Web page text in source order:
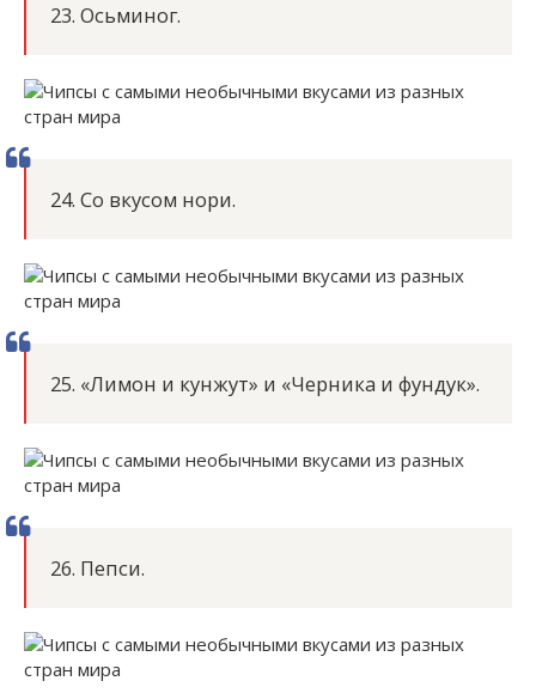
23. Осьминог.
24. Со вкусом нори.
25. «Лимон и кунжут» и «Черника и фундук».
26. Пепси.